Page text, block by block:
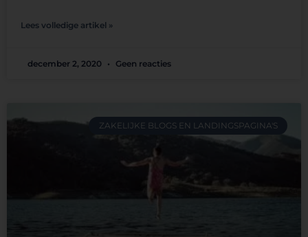
Lees volledige artikel »
december 2, 2020 Geen reacties
ZAKELIJKE BLOGS EN LANDINGSPAGINA'S